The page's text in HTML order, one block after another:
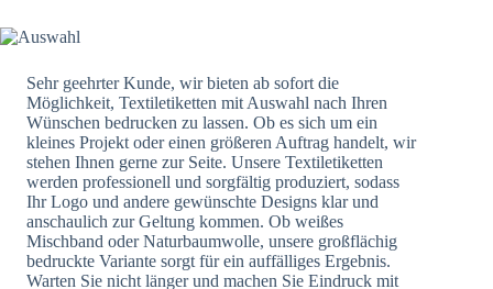
Sehr geehrter Kunde, wir bieten ab sofort die
Möglichkeit, Textiletiketten mit Auswahl nach Ihren
Wünschen bedrucken zu lassen. Ob es sich um ein
kleines Projekt oder einen größeren Auftrag handelt, wir
stehen Ihnen gerne zur Seite. Unsere Textiletiketten
werden professionell und sorgfältig produziert, sodass
Ihr Logo und andere gewünschte Designs klar und
anschaulich zur Geltung kommen. Ob weißes
Mischband oder Naturbaumwolle, unsere großflächig
bedruckte Variante sorgt für ein auffälliges Ergebnis.
Warten Sie nicht länger und machen Sie Eindruck mit